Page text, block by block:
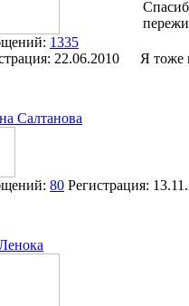
1335
22.06.2010 Я тоже
Салтанова
80 Регистрация: